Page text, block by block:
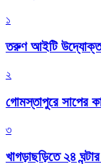
১
তরুণ আইটি উদ্যোক্তা
২
গোমস্তাপুরে সাপের
৩
খাগড়াছড়িতে ২৪